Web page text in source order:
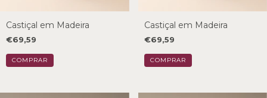
Castiçal em Madeira
€69,59
Castiçal em Madeira
€69,59